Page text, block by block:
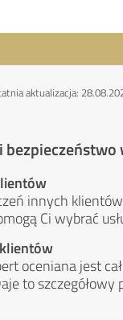
aktualizacja:
innych
Ci wybrać
oceniana jest
to szczegółowy